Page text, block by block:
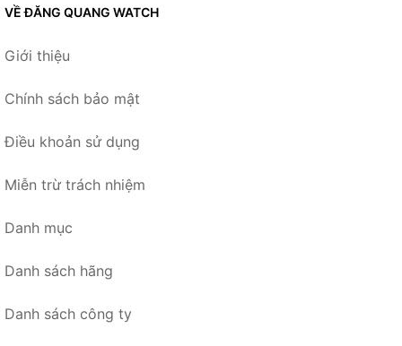
VỀ ĐĂNG QUANG WATCH
Giới thiệu
Chính sách bảo mật
Điều khoản sử dụng
Miễn trừ trách nhiệm
Danh mục
Danh sách hãng
Danh sách công ty